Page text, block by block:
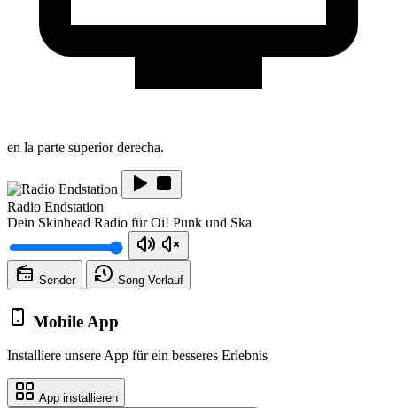
en la parte superior derecha.
Radio Endstation
Dein Skinhead Radio für Oi! Punk und Ska
Sender Song-Verlauf
Mobile App
Installiere unsere App für ein besseres Erlebnis
App installieren